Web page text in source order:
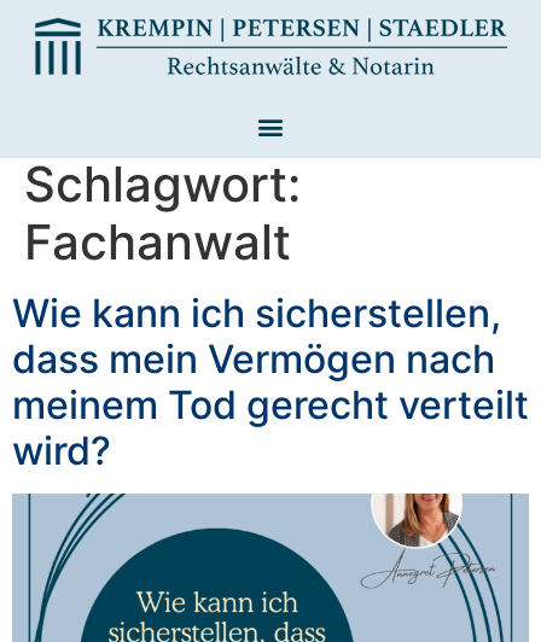
Schlagwort:
Fachanwalt
Wie kann ich sicherstellen,
dass mein Vermögen nach
meinem Tod gerecht verteilt
wird?